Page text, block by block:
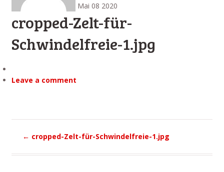
Mai 08 2020
cropped-Zelt-für-
Schwindelfreie-1.jpg
Leave a comment
← cropped-Zelt-für-Schwindelfreie-1.jpg